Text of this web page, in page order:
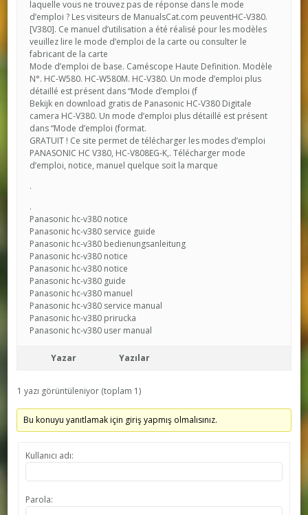
laquelle vous ne trouvez pas de réponse dans le mode
d’emploi ? Les visiteurs de ManualsCat.com peuventHC-V380.
[V380]. Ce manuel d’utilisation a été réalisé pour les modèles
veuillez lire le mode d’emploi de la carte ou consulter le
fabricant de la carte
Mode d’emploi de base. Caméscope Haute Definition. Modèle
N°. HC-W580. HC-W580M. HC-V380. Un mode d’emploi plus
détaillé est présent dans “Mode d’emploi (f
Bekijk en download gratis de Panasonic HC-V380 Digitale
camera HC-V380. Un mode d’emploi plus détaillé est présent
dans “Mode d’emploi (format.
GRATUIT ! Ce site permet de télécharger les modes d’emploi
PANASONIC HC V380, HC-V808EG-K,. Télécharger mode
d’emploi, notice, manuel quelque soit la marque
.
.
Panasonic hc-v380 notice
Panasonic hc-v380 service guide
Panasonic hc-v380 bedienungsanleitung
Panasonic hc-v380 notice
Panasonic hc-v380 notice
Panasonic hc-v380 guide
Panasonic hc-v380 manuel
Panasonic hc-v380 service manual
Panasonic hc-v380 prirucka
Panasonic hc-v380 user manual
Yazar Yazılar
1 yazı görüntüleniyor (toplam 1)
Bu konuyu yanıtlamak için giriş yapmış olmalısınız.
Kullanıcı adı:
Parola: